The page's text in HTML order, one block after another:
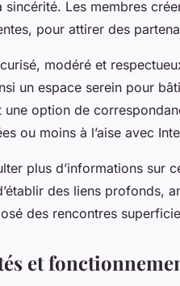
sincérité. Les membres
pour attirer des
modéré et
un espace serein pour
une option de
ou moins à l’aise avec
plus d’informations sur
des liens profonds,
des rencontres
et